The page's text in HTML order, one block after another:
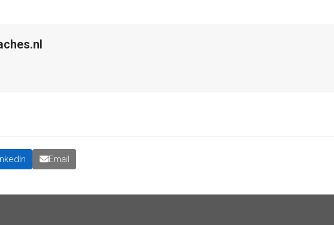
Email